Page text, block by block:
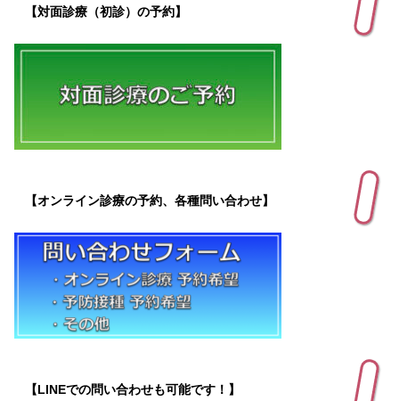
【対面診療（初診）の予約】
【オンライン診療の予約、各種問い合わせ】
【LINEでの問い合わせも可能です！】